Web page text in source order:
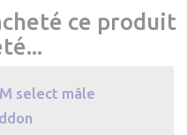
ce produit
select mâle